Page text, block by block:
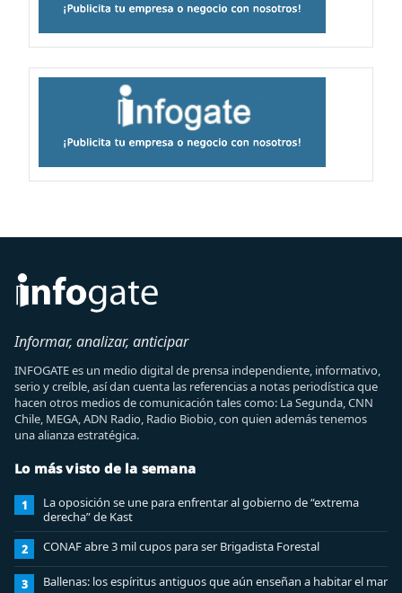
Informar, analizar, anticipar
INFOGATE es un medio digital de prensa independiente, informativo,
serio y creíble, así dan cuenta las referencias a notas periodística que
hacen otros medios de comunicación tales como: La Segunda, CNN
Chile, MEGA, ADN Radio, Radio Biobio, con quien además tenemos
una alianza estratégica.
Lo más visto de la semana
1
La oposición se une para enfrentar al gobierno de “extrema
derecha” de Kast
2 CONAF abre 3 mil cupos para ser Brigadista Forestal
3 Ballenas: los espíritus antiguos que aún enseñan a habitar el mar